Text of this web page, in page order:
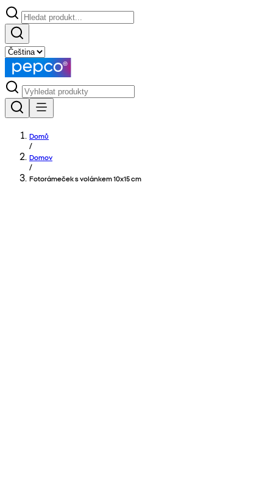
Domů
/
Domov
/
Fotorámeček s volánkem 10x15 cm